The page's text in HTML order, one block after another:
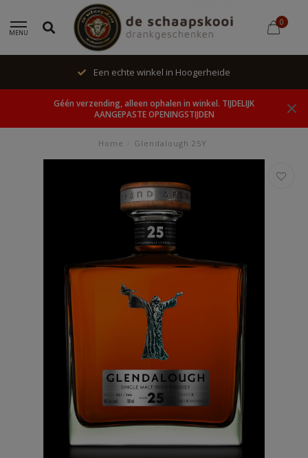
MENU
0
Een echte winkel in Hoogerheide
Géén verzending, alleen ophalen in winkel. TIJDELIJK
AANGEPASTE OPENINGSTIJDEN
Home Glendalough 25Y